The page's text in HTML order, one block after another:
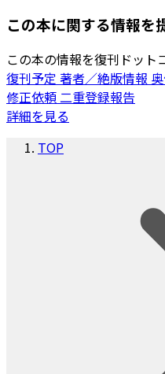
この本に関する情報を
この本の情報を復刊ドット
復刊予定 著者／絶版情報
修正依頼二重登録報告
詳細を見る
TOP